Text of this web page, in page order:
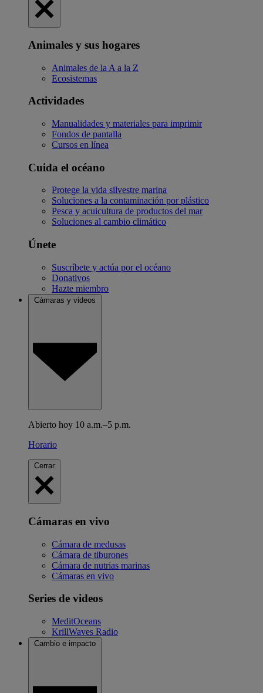
Animales y sus hogares
Animales de la A a la Z
Ecosistemas
Actividades
Manualidades y materiales para imprimir
Fondos de pantalla
Cursos en línea
Cuida el océano
Protege la vida silvestre marina
Soluciones a la contaminación por plástico
Pesca y acuicultura de productos del mar
Soluciones al cambio climático
Únete
Suscríbete y actúa por el océano
Donativos
Hazte miembro
Cámaras y videos
Abierto hoy 10 a.m.–5 p.m.
Horario
Cerrar
Cámaras en vivo
Cámara de medusas
Cámara de tiburones
Cámara de nutrias marinas
Cámaras en vivo
Series de videos
MeditOceans
KrillWaves Radio
Cambio e impacto